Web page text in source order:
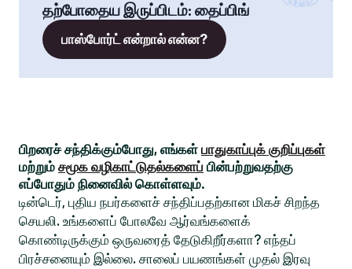
தற்போதைய இருப்பிடம்: தைப்பிங்
பாஸ்போர்ட் என்றால் என்ன?
பிறரைச் சந்திக்கும்போது, எங்கள் பாதுகாப்புக் குறிப்புகள்
மற்றும் சமூக வழிகாட்டுதல்களைப் பின்பற்றுவதற்கு
எப்போதும் நினைவில் கொள்ளவும்.
டின்டெர், புதிய நபர்களைச் சந்திப்பதற்கான மிகச் சிறந்த
செயலி. உங்களைப் போலவே ஆர்வங்களைக்
கொண்டிருக்கும் ஒருவரைத் தேடுகிறீர்களா? எந்தப்
பிரச்சனையும் இல்லை. சாலைப் பயணங்கள் முதல் இரவு